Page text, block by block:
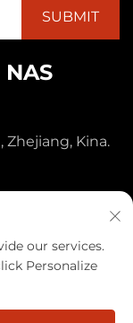
NAS
Zhejiang, Kina.
our services.
Personalize